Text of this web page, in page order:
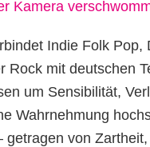
Indie Folk Pop,
Rock mit deutschen
um Sensibilität,
Wahrnehmung
getragen von